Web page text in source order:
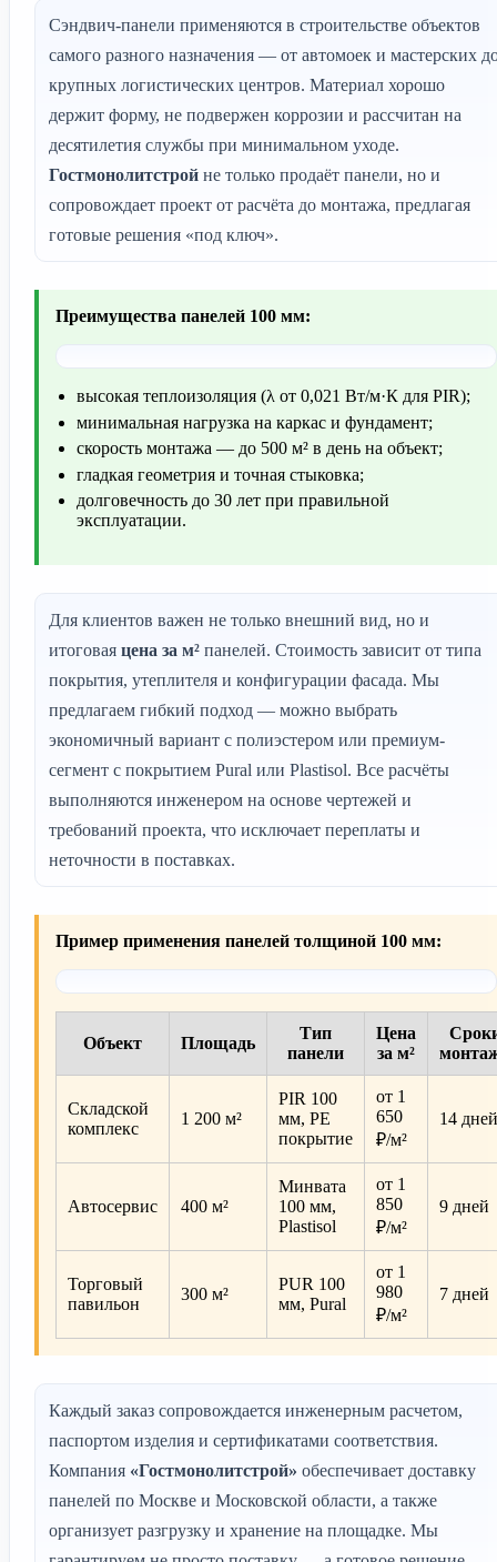
Сэндвич-панели применяются в строительстве объектов
самого разного назначения — от автомоек и мастерских
крупных логистических центров. Материал хорошо
держит форму, не подвержен коррозии и рассчитан на
десятилетия службы при минимальном уходе.
Гостмонолитстрой не только продаёт панели, но и
сопровождает проект от расчёта до монтажа, предлагая
готовые решения «под ключ».
Преимущества панелей 100 мм:
высокая теплоизоляция (λ от 0,021 Вт/м·К для PIR);
минимальная нагрузка на каркас и фундамент;
скорость монтажа — до 500 м² в день на объект;
гладкая геометрия и точная стыковка;
долговечность до 30 лет при правильной
эксплуатации.
Для клиентов важен не только внешний вид, но и
итоговая цена за м² панелей. Стоимость зависит от типа
покрытия, утеплителя и конфигурации фасада. Мы
предлагаем гибкий подход — можно выбрать
экономичный вариант с полиэстером или премиум-
сегмент с покрытием Pural или Plastisol. Все расчёты
выполняются инженером на основе чертежей и
требований проекта, что исключает переплаты и
неточности в поставках.
Пример применения панелей толщиной 100 мм:
Объект Площадь
Тип
панели
Цена
за м²
Складской
комплекс
1 200 м²
PIR 100
мм, PE
покрытие
от 1
650
₽/м²
14 дней
Автосервис 400 м²
Минвата
100 мм,
Plastisol
от 1
850
₽/м²
9 дней
Торговый
павильон
300 м²
PUR 100
мм, Pural
от 1
980
₽/м²
7 дней
Каждый заказ сопровождается инженерным расчетом,
паспортом изделия и сертификатами соответствия.
Компания «Гостмонолитстрой» обеспечивает доставку
панелей по Москве и Московской области, а также
организует разгрузку и хранение на площадке. Мы